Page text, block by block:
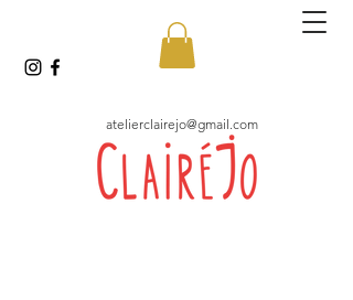
atelierclairejo@gmail.com